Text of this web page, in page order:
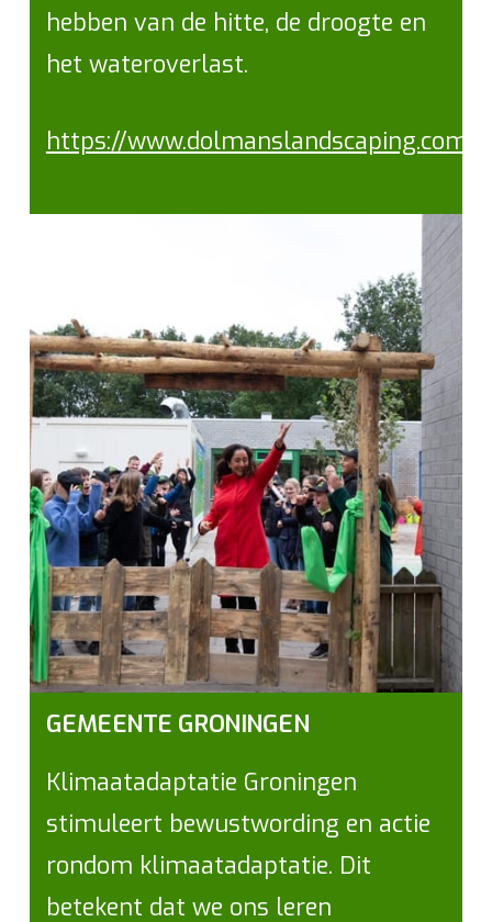
hebben van de hitte, de droogte en
het wateroverlast.
https://www.dolmanslandscaping.com
GEMEENTE GRONINGEN
Klimaatadaptatie Groningen
stimuleert bewustwording en actie
rondom klimaatadaptatie. Dit
betekent dat we ons leren